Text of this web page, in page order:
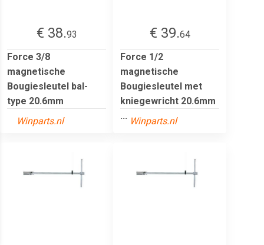
€ 38.93
Force 3/8
magnetische
Bougiesleutel bal-
type 20.6mm
Winparts.nl
€ 39.64
Force 1/2
magnetische
Bougiesleutel met
kniegewricht 20.6mm
... Winparts.nl